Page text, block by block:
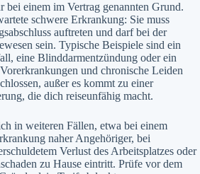
bei einem im Vertrag genannten Grund.
schwere Erkrankung: Sie muss
auftreten und darf bei der
sein. Typische Beispiele sind ein
eine Blinddarmentzündung oder ein
und chronische Leiden
außer es kommt zu einer
die dich reiseunfähig macht.
in weiteren Fällen, etwa bei einem
naher Angehöriger, bei
Verlust des Arbeitsplatzes oder
zu Hause eintritt. Prüfe vor dem